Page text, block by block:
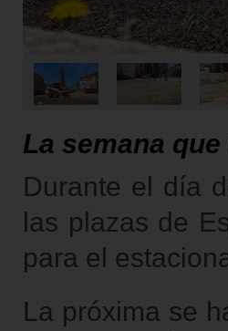
La semana
Durante el día
las plazas de
para el
La próxima se